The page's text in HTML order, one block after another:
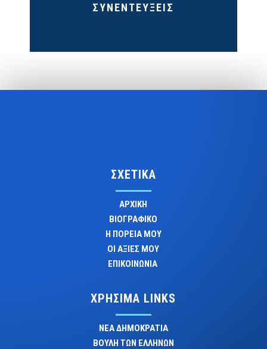
ΣΥΝΕΝΤΕΥΞΕΙΣ
ΣΧΕΤΙΚΑ
ΑΡΧΙΚΗ
ΒΙΟΓΡΑΦΙΚΟ
Η ΠΟΡΕΙΑ ΜΟΥ
ΟΙ ΑΞΙΕΣ ΜΟΥ
ΕΠΙΚΟΙΝΩΝΙΑ
ΧΡΗΣΙΜΑ LINKS
ΝΕΑ ΔΗΜΟΚΡΑΤΙΑ
ΒΟΥΛΗ ΤΩΝ ΕΛΛΗΝΩΝ